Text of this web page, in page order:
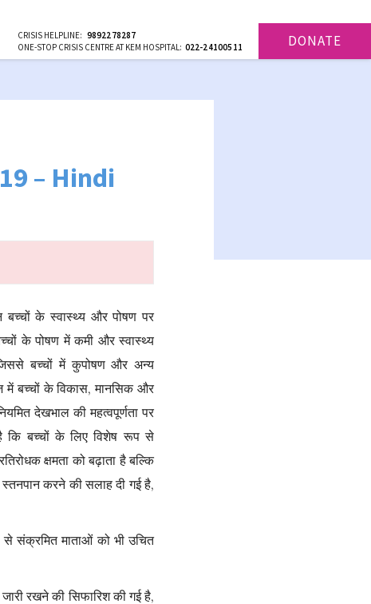
CRISIS HELPLINE: 9892278287
ONE-STOP CRISIS CENTRE AT KEM HOSPITAL: 022-24100511 DONATE
– Hindi
बच्चों के स्वास्थ्य और पोषण पर
के पोषण में कमी और स्वास्थ्य
बच्चों में कुपोषण और अन्य
में बच्चों के विकास, मानसिक और
देखभाल की महत्वपूर्णता पर
कि बच्चों के लिए विशेष रूप से
क्षमता को बढ़ाता है बल्कि
करने की सलाह दी गई है,
संक्रमित माताओं को भी उचित
रखने की सिफारिश की गई है,